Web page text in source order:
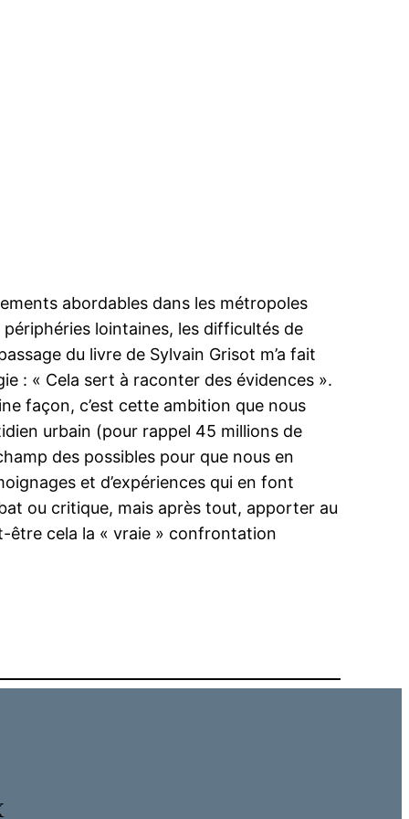
abordables dans les métropoles
périphéries lointaines, les difficultés de
du livre de Sylvain Grisot m’a fait
: « Cela sert à raconter des évidences ».
façon, c’est cette ambition que nous
urbain (pour rappel 45 millions de
des possibles pour que nous en
et d’expériences qui en font
ou critique, mais après tout, apporter au
être cela la « vraie » confrontation